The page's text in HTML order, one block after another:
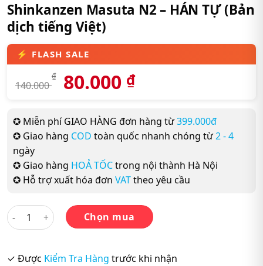
Shinkanzen Masuta N2 – HÁN TỰ (Bản
dịch tiếng Việt)
140.000
₫ 80.000 ₫
✪ Miễn phí GIAO HÀNG đơn hàng từ399.000đ
✪ Giao hàng COD toàn quốc nhanh chóng từ2 - 4
ngày
✪ Giao hàng HOẢ TỐCtrong nội thành Hà Nội
✪ Hỗ trợ xuất hóa đơn VATtheo yêu cầu
Shinkanzen Masuta N2 - HÁN TỰ (Bản dịch tiếng Việt) số
Chọn mua
✓ Được Kiểm Tra Hàng trước khi nhận